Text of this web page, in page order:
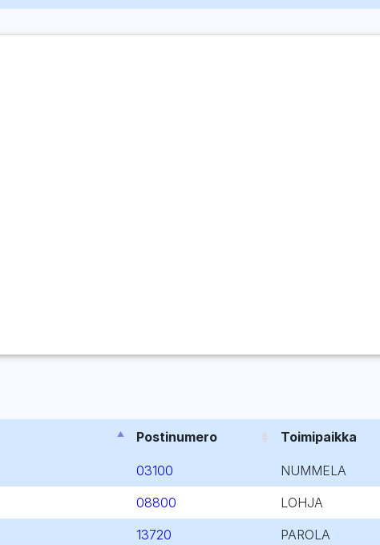
Postinumero Toimipaikka
03100
NUMMELA
08800
LOHJA
13720
PAROLA